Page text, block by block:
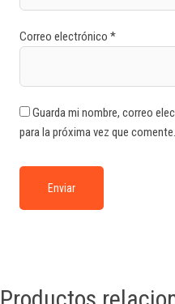
Correo electrónico *
Guarda mi nombre, correo
para la próxima vez que comente.